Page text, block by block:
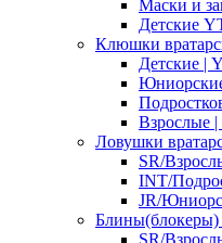
Маски и
Детские
Клюшки
Детские |
Взрослые |
Ловушки
SR/
INT/
JR/
Блины(блокеры)
SR/